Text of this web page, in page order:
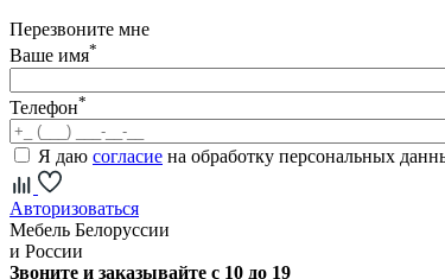
Перезвоните мне
Ваше имя*
Телефон*
Я даю согласие на обработку персональных
Авторизоваться
Мебель Белоруссии
и России
Звоните и заказывайте с 10 до 19